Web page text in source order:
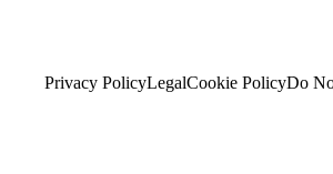
Privacy PolicyLegalCookie PolicyDo